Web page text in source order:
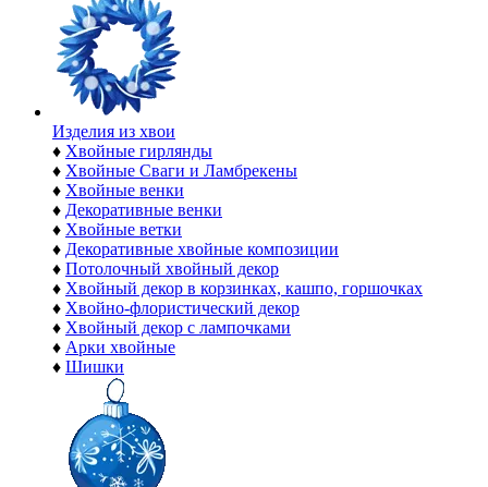
Изделия из хвои
♦ Хвойные гирлянды
♦ Хвойные Сваги и Ламбрекены
♦ Хвойные венки
♦ Декоративные венки
♦ Хвойные ветки
♦ Декоративные хвойные композиции
♦ Потолочный хвойный декор
♦ Хвойный декор в корзинках, кашпо, горшочках
♦ Хвойно-флористический декор
♦ Хвойный декор с лампочками
♦ Арки хвойные
♦ Шишки